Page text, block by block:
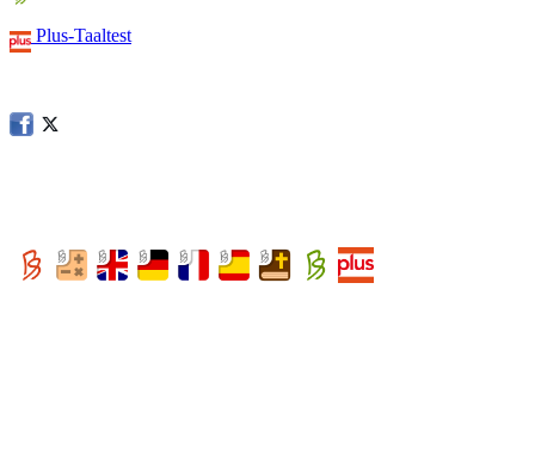
Plus-Taaltest